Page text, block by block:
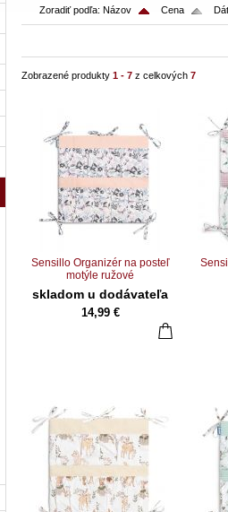
Zoradiť podľa: Názov Cena
Zobrazené produkty 1 - 7 z celkových 7
Sensillo Organizér na posteľ
motýle ružové
skladom u dodávateľa
14,99 €